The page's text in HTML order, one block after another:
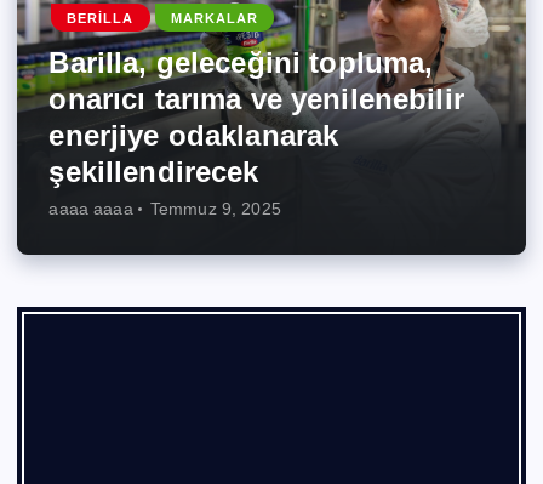
BERILLA MARKALAR
Barilla, geleceğini topluma,
onarıcı tarıma ve yenilenebilir
enerjiye odaklanarak
şekillendirecek
aaaa aaaa Temmuz 9, 2025